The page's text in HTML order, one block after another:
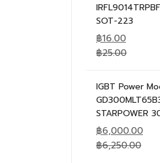
SOT-223
฿16.00
฿25.00
IGBT Power
STARPOWER
฿6,000.00
฿6,250.00